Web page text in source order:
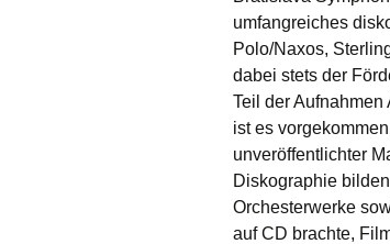
umfangreiches
Polo/Naxos,
dabei stets der
Teil der
ist es
unveröffentlichter
Diskographie
Orchesterwerke
auf CD brachte,